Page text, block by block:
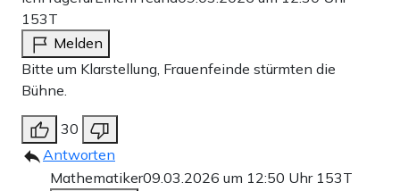
153T
Melden
Bitte um Klarstellung, Frauenfeinde stürmten die
Bühne.
30
Antworten
Mathematiker09.03.2026 um 12:50 Uhr 153T